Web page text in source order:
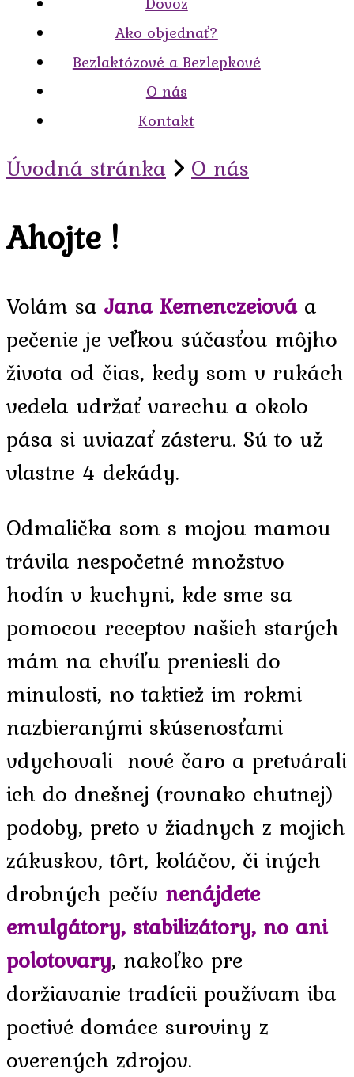
Ako objednať?
Bezlaktózové a Bezlepkové
O nás
Kontakt
Úvodná stránka O nás
Ahojte !
Volám sa Jana Kemenczeiová a
pečenie je veľkou súčasťou môjho
života od čias, kedy som v rukách
vedela udržať varechu a okolo
pása si uviazať zásteru. Sú to už
vlastne 4 dekády.
Odmalička som s mojou mamou
trávila nespočetné množstvo
hodín v kuchyni, kde sme sa
pomocou receptov našich starých
mám na chvíľu preniesli do
minulosti, no taktiež im rokmi
nazbieranými skúsenosťami
vdychovali nové čaro a pretvárali
ich do dnešnej (rovnako chutnej)
podoby, preto v žiadnych z mojich
zákuskov, tôrt, koláčov, či iných
drobných pečív nenájdete
emulgátory, stabilizátory, no ani
polotovary, nakoľko pre
doržiavanie tradícii používam iba
poctivé domáce suroviny z
overených zdrojov.